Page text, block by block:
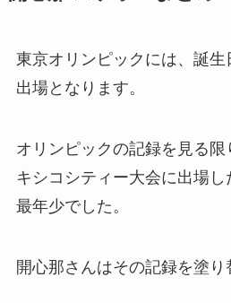
東京オリンピックには、誕
出場となります。
オリンピックの記録を見る限
キシコシティー大会に出場
最年少でした。
開心那さんはその記録を塗り